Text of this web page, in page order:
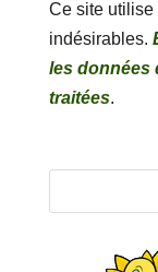
Ce site utilise
indésirables.
les données
traitées.